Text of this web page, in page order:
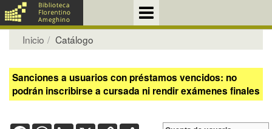
Inicio Catálogo
Sanciones a usuarios con préstamos vencidos: no
podrán inscribirse a cursada ni rendir exámenes finales